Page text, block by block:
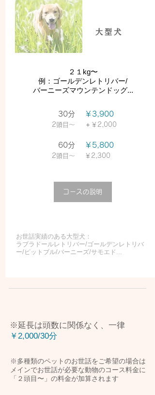
大型犬
​２１kg〜
例：ゴールデンレトリバー/
​バーニーズマウンテンドッグ...
30分
​2頭目〜
60分
2頭目〜
￥3,900
＋ ￥2,000
￥5,800
￥2,300
コースの説明
お世話実績のある大型犬：
​ラブラドールレトリバー/ゴールデンレトリバ
ー/ピットブル/バーニーズ/サモエド...
※延長は頭数に関係なく、一律
￥2,000/30分
※多種類のペットのお世話をご希望の場合は
メインでお世話が必要な動物のコース料金に
「２頭目〜」の料金が加算されます